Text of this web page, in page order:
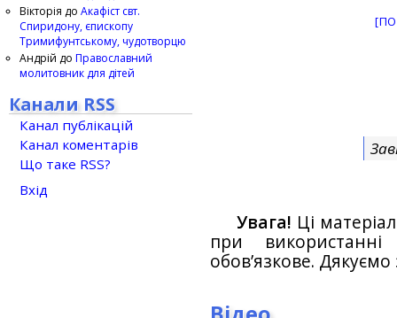
Увага! Ці
при
обов’язкове.
Вікторія до Акафіст свт.
Спиридону, єпископу
Тримифунтському, чудотворцю
Андрій до Православний
молитовник для дітей
Канали RSS
Канал публікацій
Канал коментарів
Що таке RSS?
Вхід